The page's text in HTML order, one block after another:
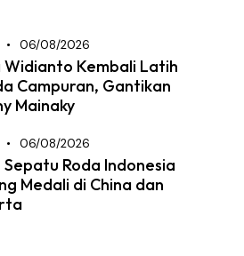
06/08/2026
Widianto Kembali Latih
Campuran, Gantikan
Mainaky
06/08/2026
Roda Indonesia
Medali di China dan